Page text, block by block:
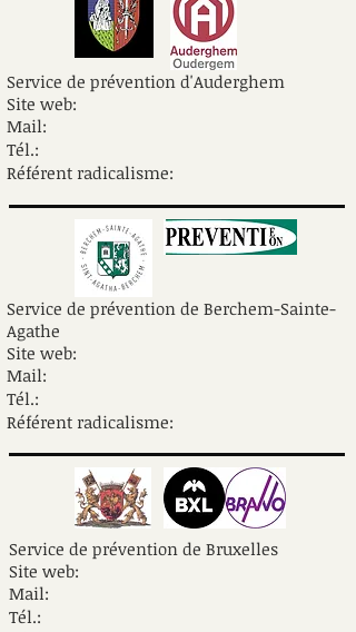
Service de prévention d'Auderghem
Site web:
Mail:
Tél.:
Référent radicalisme:
Service de prévention de Berchem-Sainte-
Agathe
Site web:
Mail:
Tél.:
Référent radicalisme:
Service de prévention de Bruxelles
Site web:
Mail:
Tél.: